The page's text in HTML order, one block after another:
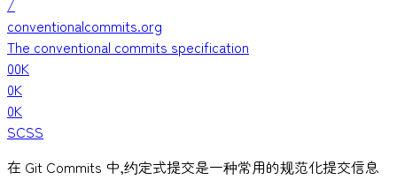
/
conventionalcommits.org
The conventional commits specification
00K
0K
0K
SCSS
在 Git Commits 中,约定式提交是一种常用的规范化提交信息